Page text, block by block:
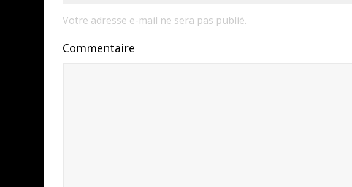
Votre adresse e-mail ne sera pas publié.
Commentaire